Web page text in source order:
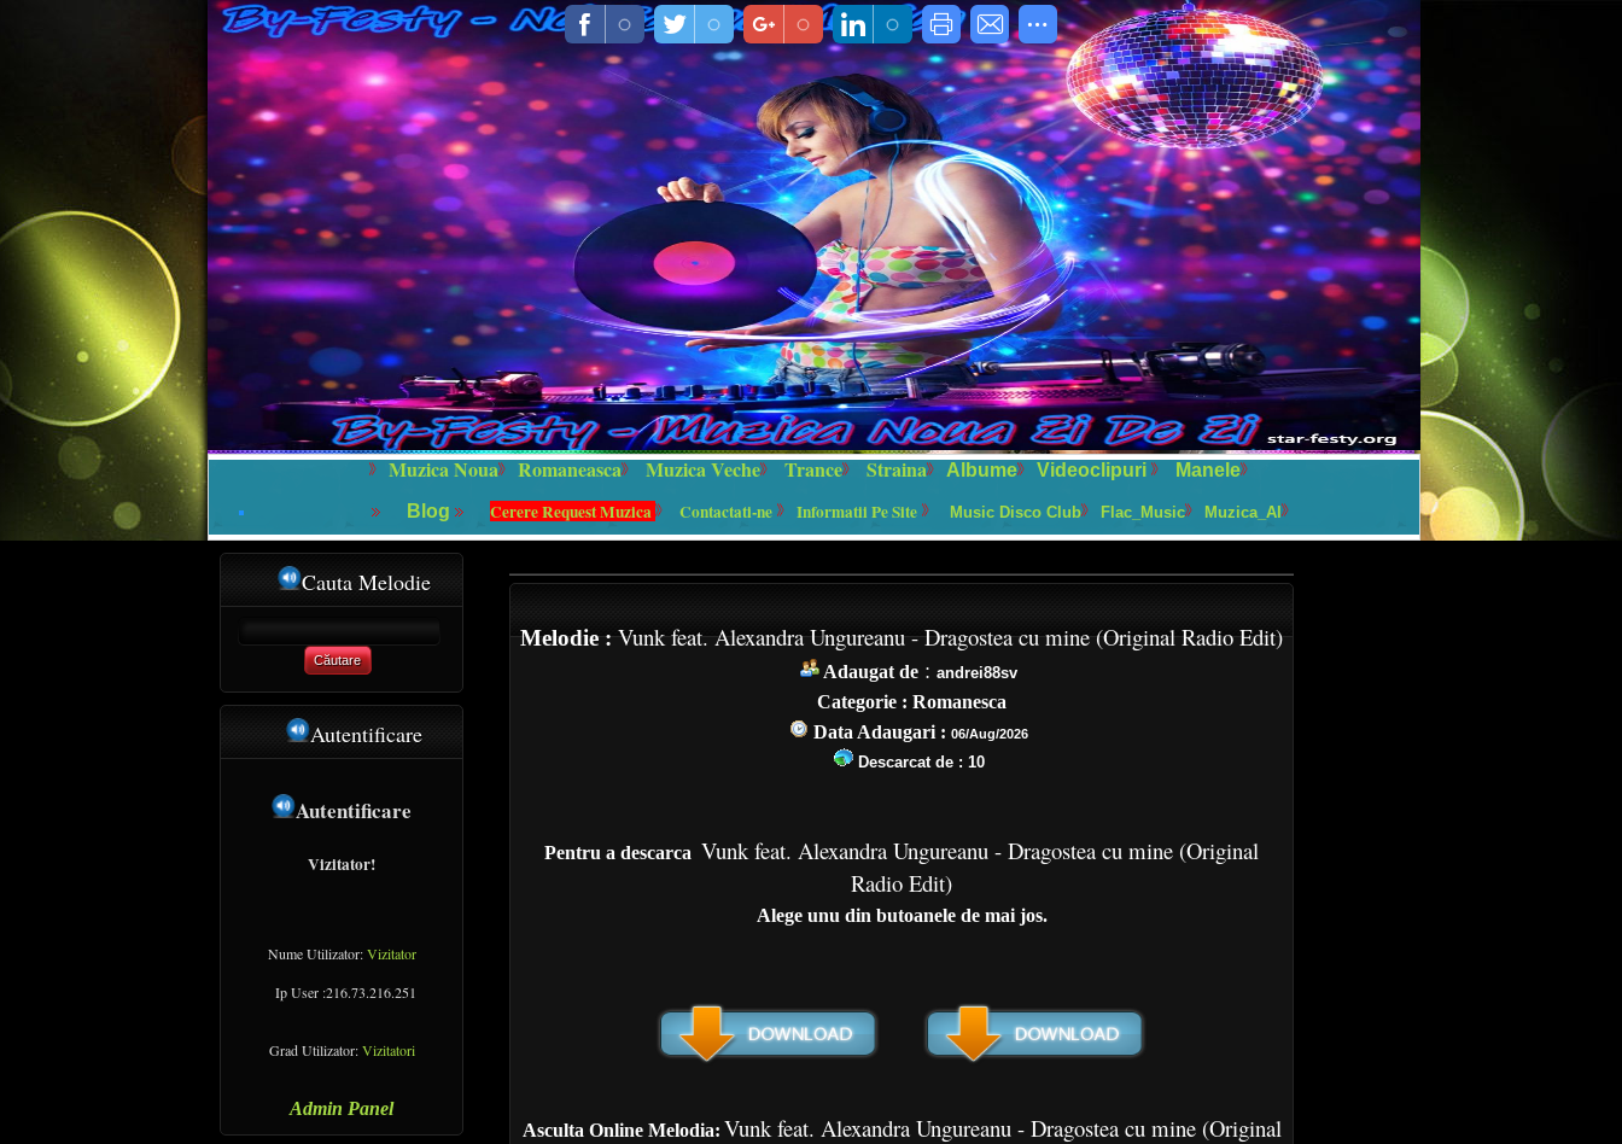
Muzica Noua Romaneasca Muzica Veche Trance Straina Albume Videoclipuri
Manele
Blog
Cerere Request Muzica Contactati-ne Informatii Pe Site Music Disco Club Flac_Music Muzica_AI
Cauta Melodie
Căutare
Autentificare
Autentificare
Vizitator!
Nume Utilizator:Vizitator
Ip User :216.73.216.251
Grad Utilizator:Vizitatori
Admin Panel
Melodie :Vunk feat. Alexandra Ungureanu - Dragostea cu mine (Original Radio Edit)
Adaugat de : andrei88sv
Categorie : Romanesca
Data Adaugari : 06/Aug/2026
Descarcat de : 10
Pentru a descarca Vunk feat. Alexandra Ungureanu - Dragostea cu mine (Original
Radio Edit)
Alege unu din butoanele de mai jos.
Asculta Online Melodia: Vunk feat. Alexandra Ungureanu - Dragostea cu mine (Original